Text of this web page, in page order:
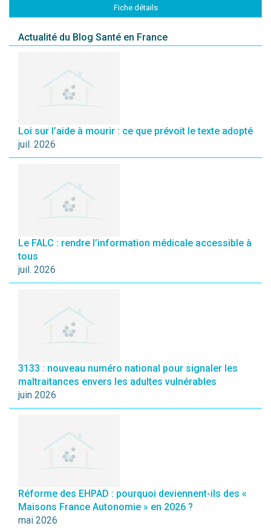
Fiche détails
Actualité du Blog Santé en France
Loi sur l’aide à mourir : ce que prévoit le texte adopté
juil. 2026
Le FALC : rendre l’information médicale accessible à
tous
juil. 2026
3133 : nouveau numéro national pour signaler les
maltraitances envers les adultes vulnérables
juin 2026
Réforme des EHPAD : pourquoi deviennent-ils des «
Maisons France Autonomie » en 2026 ?
mai 2026